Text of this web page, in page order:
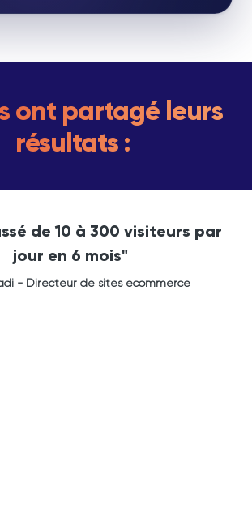
ont partagé leurs
résultats :
de 10 à 300 visiteurs par
jour en 6 mois"
- Directeur de sites ecommerce